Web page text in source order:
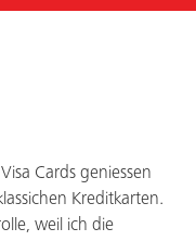
Cards geniessen
Kreditkarten.
weil ich die